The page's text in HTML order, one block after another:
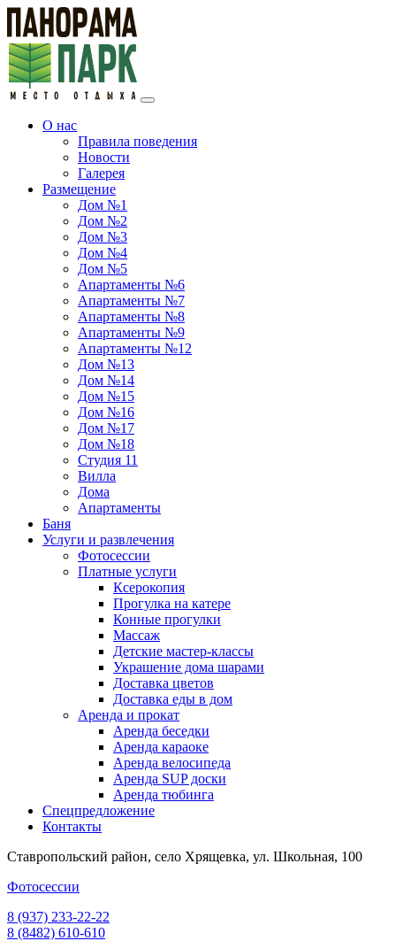
О нас
Правила поведения
Новости
Галерея
Размещение
Дом №1
Дом №2
Дом №3
Дом №4
Дом №5
Апартаменты №6
Апартаменты №7
Апартаменты №8
Апартаменты №9
Апартаменты №12
Дом №13
Дом №14
Дом №15
Дом №16
Дом №17
Дом №18
Студия 11
Вилла
Дома
Апартаменты
Баня
Услуги и развлечения
Фотосессии
Платные услуги
Ксерокопия
Прогулка на катере
Конные прогулки
Массаж
Детские мастер-классы
Украшение дома шарами
Доставка цветов
Доставка еды в дом
Аренда и прокат
Аренда беседки
Аренда караоке
Аренда велосипеда
Аренда SUP доски
Аренда тюбинга
Спецпредложение
Контакты
Ставропольский район, село Хрящевка, ул. Школьная, 100
Фотосессии
8 (937) 233-22-22
8 (8482) 610-610